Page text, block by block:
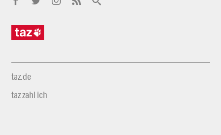
taz.de
taz zahl ich